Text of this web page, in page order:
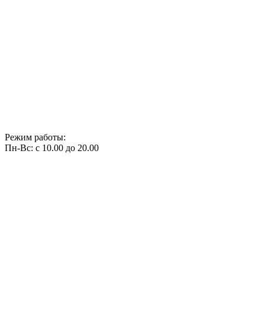
Режим работы:
Пн-Вс: с 10.00 до 20.00